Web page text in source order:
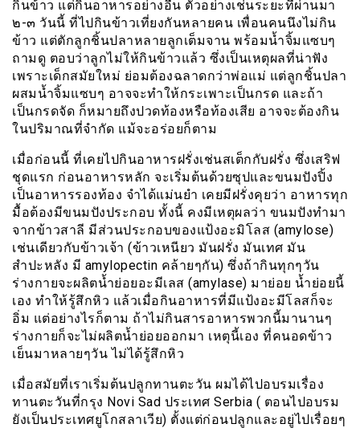
กินข้าว แต่กินอาหารอย่างอื่น ตัวอย่างเช่นระยะที่ผ่านมา
๒-๓ วันนี้ ที่ไปกินข้าวเที่ยงกันหลายคน เพื่อนคนนึงไม่กิน
ข้าว แต่ตักลูกชิ้นปลาหลายลูกเต็มจาน พร้อมน้ำจิ้มแซบๆ
ถามดู ตอบว่าลูกไม่ให้กินข้าวแล้ว ซึ่งเป็นเหตุผลที่น่าฟัง
เพราะเด็กสมัยใหม่ ย่อมต้องฉลาดกว่าพ่อแม่ แต่ลูกชิ้นปลา
ผสมน้ำจิ้มแซบๆ อาจจะทำให้กระเพาะเป็นกรด และถ้า
เป็นกรดจัด ก็หมายถึงปวดท้องหรือท้องเสีย อาจจะต้องกิน
ในปริมาณที่จำกัด แม้จะอร่อยก็ตาม
เมื่อก่อนนี้ ที่เคยไปกินอาหารฝรั่งเช่นสเต็กกับฝรั่ง ซึ่งเสริฟ
ชุดแรก ก่อนอาหารหลัก จะเริ่มต้นด้วยซุปและขนมปังปิ้ง
เป็นอาหารรองท้อง จำได้แม่นยำ เคยมีฝรั่งคุยว่า อาหารทุก
มื้อต้องมีขนมปังประกอบ ทั้งนี้ คงมีเหตุผลว่า ขนมปังทำมา
จากข้าวสาลี มีส่วนประกอบของแป้งอะมิโลส (amylose)
เช่นเดียวกับข้าวเจ้า (ข้าวเหนียว มันฝรั่ง มันเทศ มัน
สำปะหลัง มี amylopectin คล้ายๆกัน) ซึ่งถ้ากินทุกๆวัน
ร่างกายจะผลิตน้ำย่อยอะมีเลส (amylase) มาย่อย น้ำย่อยนี้
เอง ทำให้รู้สึกหิว แล้วเมื่อกินอาหารที่มีแป้งอะมีโลสก็จะ
อิ่ม แต่อย่างไรก็ตาม ถ้าไม่กินสารอาหารพวกนี้มานานๆ
ร่างกายก็จะไม่ผลิตน้ำย่อยออกมา เหตุนี้เอง ที่คนอดข้าว
เย็นมาหลายๆวัน ไม่ได้รู้สึกหิว
เมื่อสมัยที่เราเริ่มต้นปลูกทานตะวัน ผมได้ไปอบรมเรื่อง
ทานตะวันที่กรุง Novi Sad ประเทศ Serbia ( ตอนไปอบรม
ยังเป็นประเทศยูโกสลาเวีย) ตั้งแต่ก่อนปลูกและอยู่ไปเรื่อยๆ